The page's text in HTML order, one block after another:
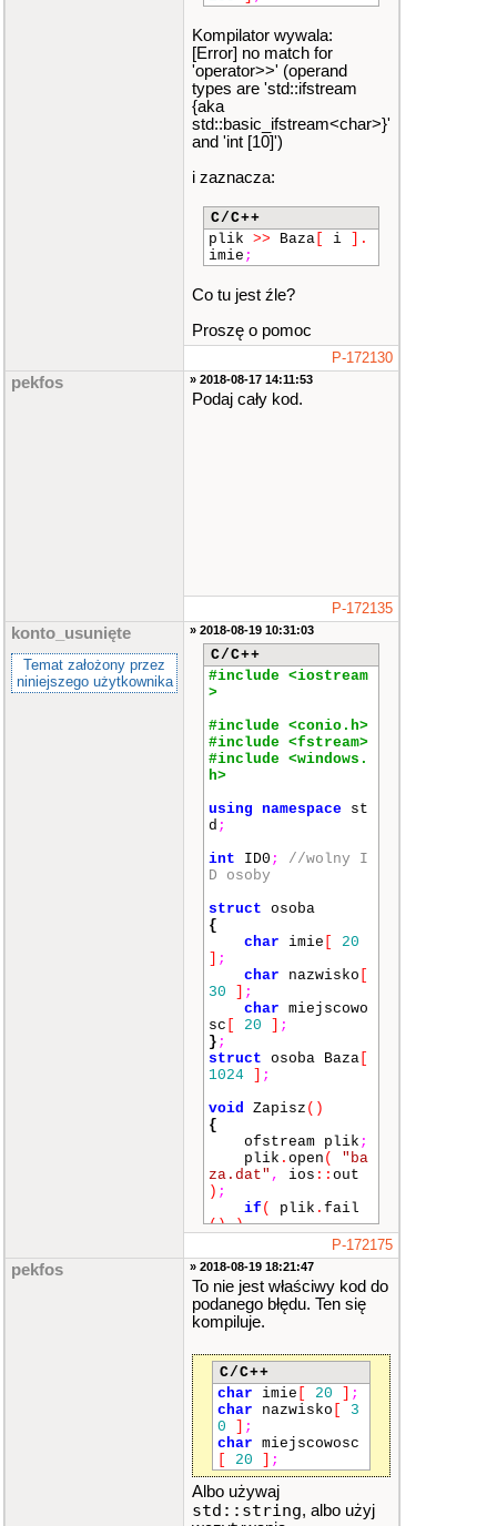
Kompilator wywala:
[Error] no match for
'operator>>' (operand
types are 'std::ifstream
{aka
std::basic_ifstream<char>}'
and 'int [10]')
i zaznacza:
C/C++
plik >> Baza i
.
imie ;
Co tu jest źle?
Proszę o pomoc
P-172130
pekfos » 2018-08-17 14:11:53
Podaj cały kod.
P-172135
konto_usunięte
Temat założony przez
niniejszego użytkownika
» 2018-08-19 10:31:03
C/C++
#include <iostream
>
#include <conio.h>
#include <fstream>
#include <windows.
h>
using namespace st
d ;
int ID0 ;
//wolny I
D osoby
struct osoba
{
char imie
20
;
char nazwisko
30
;
char miejscowo
sc
20
;
} ;
struct osoba Baza
1024
;
void Zapisz ()
{
ofstream plik ;
plik . open (
"ba
za.dat" , ios :: out
) ;
if ( plik . fail
() )
plik.close
() ;
return;
}
for( inti=
;i<ID0
{
plik<<
Ba
za
i
plik<<Ba
za
i ] .
plik<<Ba
za [i].
c;
P-172175
pekfos » 2018-08-19 18:21:47
To nie jest właściwy kod do
podanego błędu. Ten się
kompiluje.
C/C++
char imie 20
;
char nazwisko
3
0
;
char miejscowosc
20 ;
Albo używaj
std::string, albo użyj